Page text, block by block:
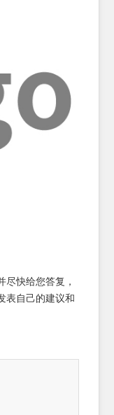
尽快给您答复，
表自己的建议和